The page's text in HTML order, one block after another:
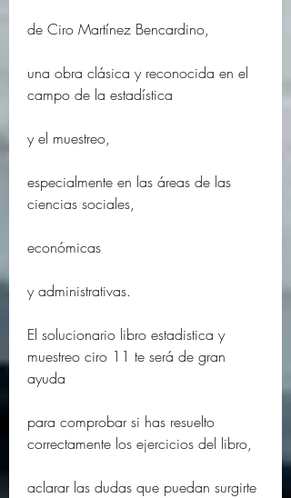
de Ciro Martínez Bencardino,
una obra clásica y reconocida en el
campo de la estadística
y el muestreo,
especialmente en las áreas de las
ciencias sociales,
económicas
y administrativas.
El solucionario libro estadistica y
muestreo ciro 11 te será de gran
ayuda
para comprobar si has resuelto
correctamente los ejercicios del libro,
aclarar las dudas que puedan surgirte